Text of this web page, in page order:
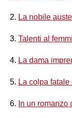
2. La nobile
3. Talenti al
4. La dama
5. La colpa
6. In un romanzo